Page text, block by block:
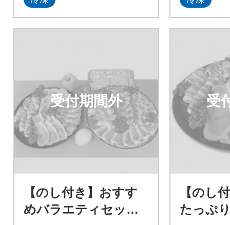
受付期間外
【のし付き】おすす
めバラエティセット
受
【のし
たっぷ